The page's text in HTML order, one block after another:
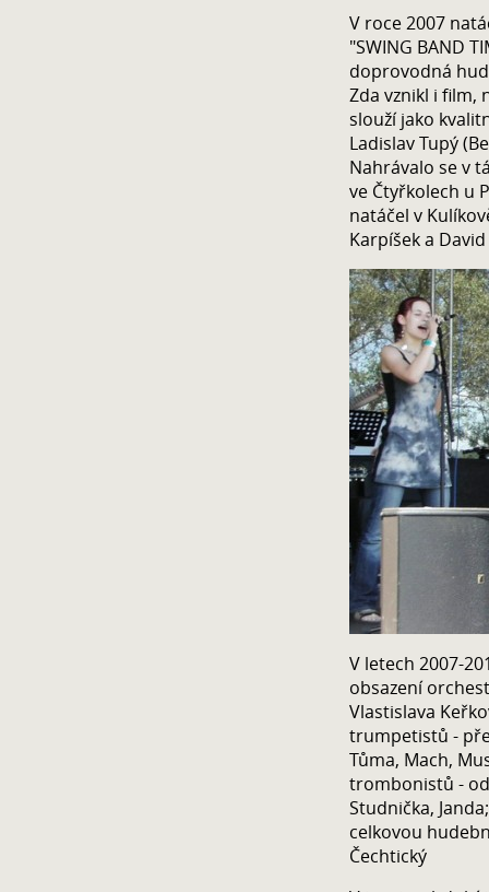
V roce 2007
"SWING BAND
doprovodná
Zda vznikl i film,
slouží jako
Ladislav Tupý
Nahrávalo se v
ve Čtyřkolech u
natáčel v
Karpíšek a David
V letech 2007-
obsazení
Vlastislava
trumpetistů -
Tůma, Mach,
trombonistů -
Studnička,
celkovou
Čechtický